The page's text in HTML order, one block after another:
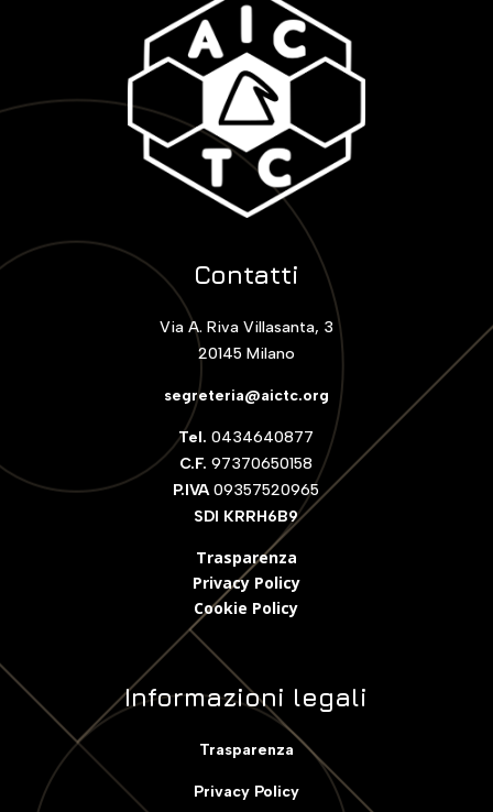
Contatti
Via A. Riva Villasanta, 3
20145 Milano
segreteria@aictc.org
Tel. 0434640877
C.F. 97370650158
P.IVA09357520965
SDI KRRH6B9
Trasparenza
Privacy Policy
Cookie Policy
Informazioni legali
Trasparenza
Privacy Policy